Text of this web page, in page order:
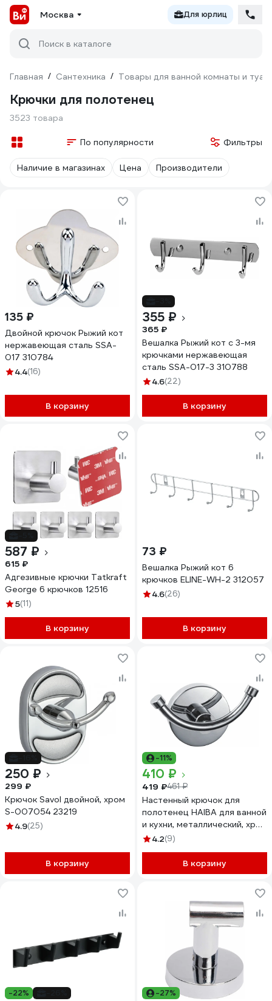
Москва Для юрлиц
Поиск в каталоге
Главная / Сантехника / Товары для ванной комнаты и
Крючки для полотенец
3523 товара
По популярности Фильтры
Наличие в магазинах Цена Производители
135 ₽
Двойной крючок Рыжий кот
нержавеющая сталь SSA-
017 310784
4.4(16)
В корзину
355 ₽
365 ₽
Вешалка Рыжий кот с 3-мя
крючками нержавеющая
сталь SSA-017-3 310788
4.6(22)
В корзину
587 ₽
615 ₽
Адгезивные крючки Tatkraft
George 6 крючков 12516
5(11)
В корзину
73 ₽
Вешалка Рыжий кот 6
крючков ELINE-WH-2 312057
4.6(26)
В корзину
250 ₽
299 ₽
Крючок Savol двойной, хром
S-007054 23219
4.9(25)
В корзину
-11%
410 ₽
419 ₽461 ₽
Настенный крючок для
полотенец HAIBA для ванной
и кухни, металлический, хром
HB1705-2 540047
4.2(9)
В корзину
-22% -27%